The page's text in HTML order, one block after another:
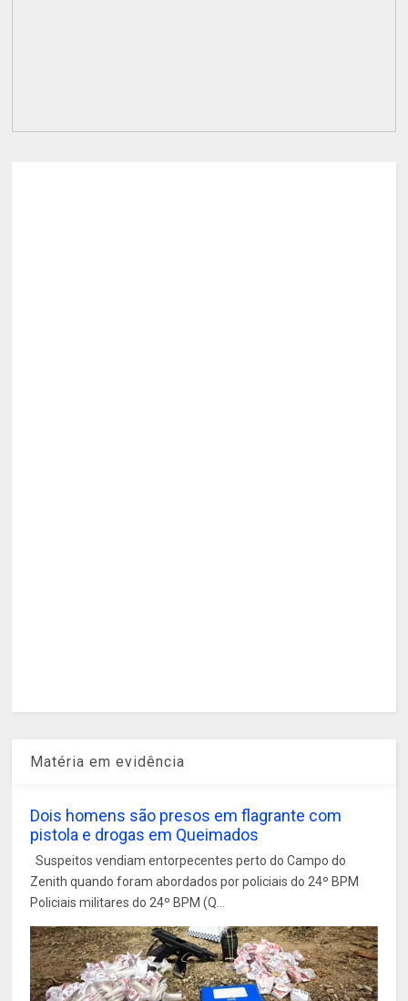
Matéria em evidência
Dois homens são presos em flagrante com
pistola e drogas em Queimados
Suspeitos vendiam entorpecentes perto do Campo do
Zenith quando foram abordados por policiais do 24º BPM
Policiais militares do 24º BPM (Q...